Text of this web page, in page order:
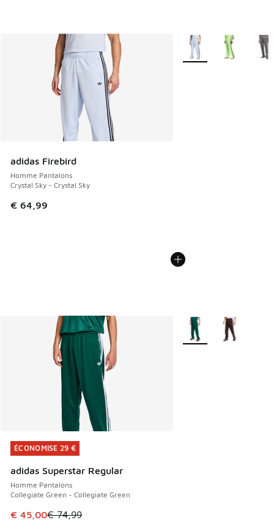
adidas Firebird
Homme Pantalons
Crystal Sky - Crystal Sky
€ 64,99
Plus de couleurs
ÉCONOMISE 29 €
adidas Superstar Regular
Homme Pantalons
Collegiate Green - Collegiate Green
Cet article est en promotion. Prix en baisse de € 74,99 à
€ 45,00€ 74,99
ÉCONOMISE 29 €
Plus de couleurs